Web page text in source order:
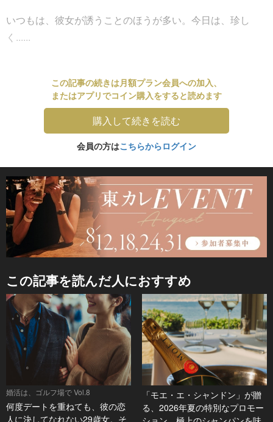
いつもは、彼女が誘うことのほうが多い。今日は、珍し
く......
この記事の続きは月額プラン会員への加入、
またはアプリでコイン購入をすると読めます
購入して続きを読む
会員の方はこちらからログイン
この記事を読んだ人におすすめ
婚活は、ゴルフ場で Vol.8
何度デートを重ねても、彼の恋
人に決してなれない29歳女。そ
「モエ・エ・シャンドン」が贈
る、2026年夏の特別なプロモー